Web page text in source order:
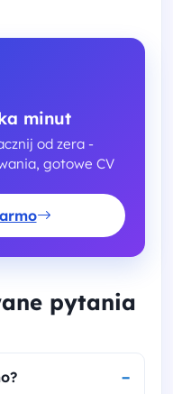
minut
od zera -
gotowe CV
pytania